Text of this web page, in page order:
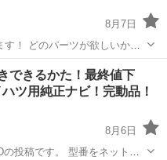
8月7日
！ どのパーツが欲しいか連
外用品
できるかた！最終値下
ツ用純正ナビ！完動品！
8月6日
の投稿です。 型番をネットで